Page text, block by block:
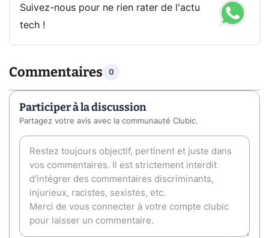
Suivez-nous pour ne rien rater de l'actu
tech !
Commentaires 0
Participer à la discussion
Partagez votre avis avec la communauté Clubic.